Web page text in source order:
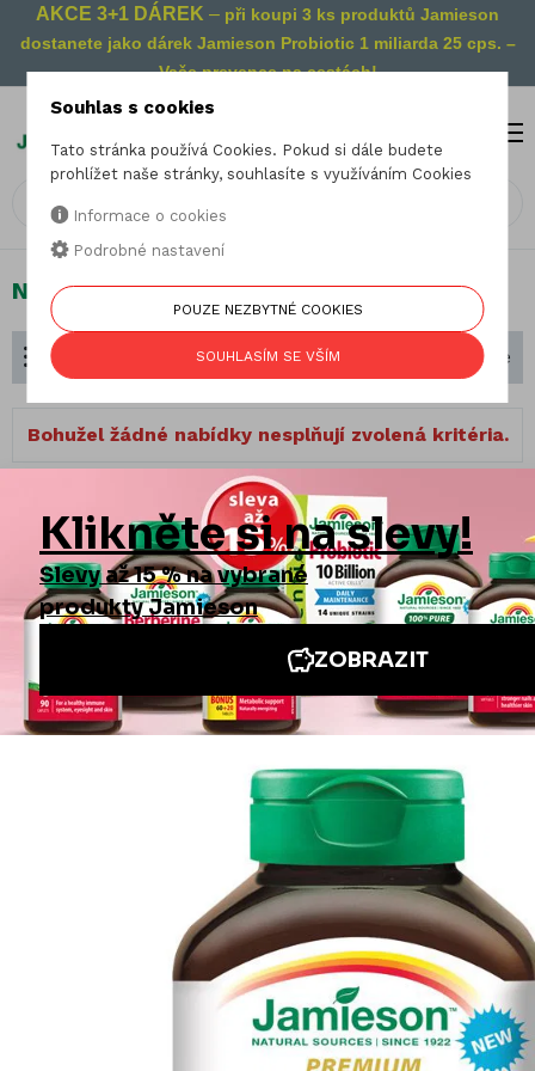
AKCE 3+1 DÁREK – při koupi 3 ks produktů Jamieson
dostanete jako dárek Jamieson Probiotic 1 miliarda 25 cps. –
Vaše prevence na cestách!
0
Nálada a energie
Seřadit podle
Dělení podle zaměření
Bohužel žádné nabídky nesplňují zvolená kritéria.
Jiné stránky Jamieson
Souhlas s cookies
Tato stránka používá Cookies. Pokud si dále budete
prohlížet naše stránky, souhlasíte s využíváním Cookies
Informace o cookies
Podrobné nastavení
POUZE NEZBYTNÉ COOKIES
SOUHLASÍM SE VŠÍM